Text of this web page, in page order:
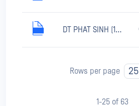
DT PHAT SINH (1).xls
1-25 of 63
Rows per page 25